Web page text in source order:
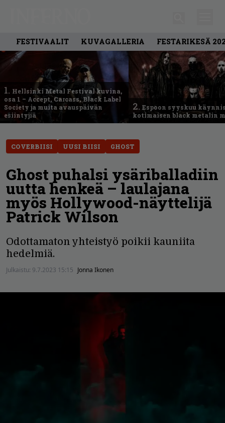
FESTIVAALIT KUVAGALLERIA FESTARIKESÄ
1. Hellsinki Metal Festival kuvina,
osa 1 – Accept, Carcass, Black Label
Society ja muita avauspäivän
esiintyjiä
2. Espoon syyskuu
kotimaisen black metalin
COVERBIISI UUSI BIISI GHOST
Ghost puhalsi ysäriballadiin
uutta henkeä – laulajana
myös Hollywood-näyttelijä
Patrick Wilson
Odottamaton yhteistyö poikii kauniita
hedelmiä.
Julkaistu: 9.7.2023 15:15 Jonna Ikonen